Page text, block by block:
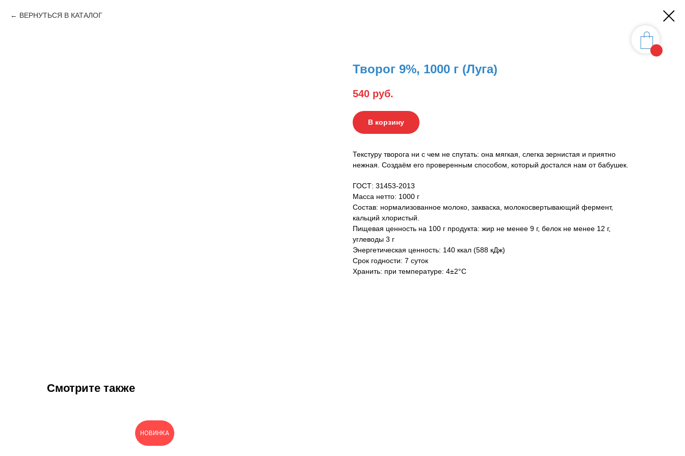
ВЕРНУТЬСЯ В КАТАЛОГ
Творог 9%, 1000 г (Луга)
540 руб.
В корзину
Текстуру творога ни с чем не спутать: она мягкая, слегка зернистая и приятно
нежная. Создаём его проверенным способом, который достался нам от бабушек.
ГОСТ: 31453-2013
Масса нетто: 1000 г
Состав: нормализованное молоко, закваска, молокосвертывающий фермент,
кальций хлористый.
Пищевая ценность на 100 г продукта: жир не менее 9 г, белок не менее 12 г,
углеводы 3 г
Энергетическая ценность: 140 ккал (588 кДж)
Срок годности: 7 суток
Хранить: при температуре: 4±2°С
Смотрите также
НОВИНКА